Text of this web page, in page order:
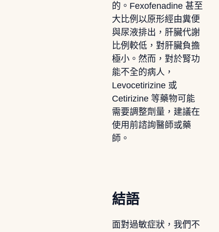
的。Fexofenadine 甚至
大比例以原形經由糞便
與尿液排出，肝臟代謝
比例較低，對肝臟負擔
極小。然而，對於腎功
能不全的病人，
Levocetirizine 或
Cetirizine 等藥物可能
需要調整劑量，建議在
使用前諮詢醫師或藥
師。
結語
面對過敏症狀，我們不